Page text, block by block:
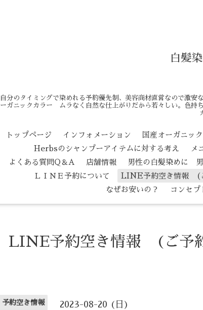
白髪
自分のタイミングで染めれる予約優先制、美容商材直営なので激
ーガニックカラー ムラなく自然な仕上がりだから若々しい。色持
トップページ インフォメーション 国産オーガニッ
Herbsのシャンプーアイテムに対する考え
メ
よくある質問Q＆A
店舗情報 男性の白髪染めに
ＬＩＮＥ予約について
LINE予約空き情報 (
なぜお安いの？
コンセプ
LINE予約空き情報 (ご予
予約空き情報 2023-08-20 (日)